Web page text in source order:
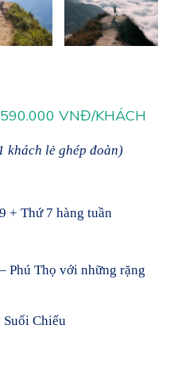
VNĐ/KHÁCH
khách lẻ ghép đoàn)
+ Thứ 7 hàng tuần
Phú Thọ với những rặng
Chiếu